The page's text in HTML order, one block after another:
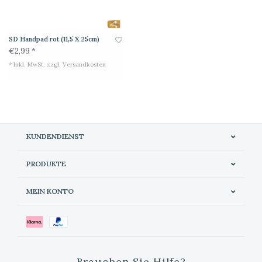
SD Handpad rot (11,5 X 25cm)
€2,99 *
* Inkl. MwSt. zzgl. Versandkosten
KUNDENDIENST
PRODUKTE
MEIN KONTO